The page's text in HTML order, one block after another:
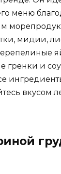
меню
мидии,
гренки и
вкусом